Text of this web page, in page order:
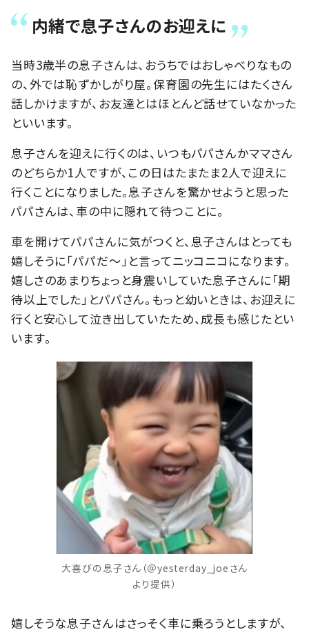
内緒で息子さんのお迎えに
当時3歳半の息子さんは、おうちではおしゃべりなもの
の、外では恥ずかしがり屋。保育園の先生にはたくさん
話しかけますが、お友達とはほとんど話せていなかった
といいます。
息子さんを迎えに行くのは、いつもパパさんかママさん
のどちらか1人ですが、この日はたまたま2人で迎えに
行くことになりました。息子さんを驚かせようと思った
パパさんは、車の中に隠れて待つことに。
車を開けてパパさんに気がつくと、息子さんはとっても
嬉しそうに「パパだ～」と言ってニッコニコになります。
嬉しさのあまりちょっと身震いしていた息子さんに「期
待以上でした」とパパさん。もっと幼いときは、お迎えに
行くと安心して泣き出していたため、成長も感じたとい
います。
大喜びの息子さん（＠yesterday_joeさん
より提供）
嬉しそうな息子さんはさっそく車に乗ろうとしますが、